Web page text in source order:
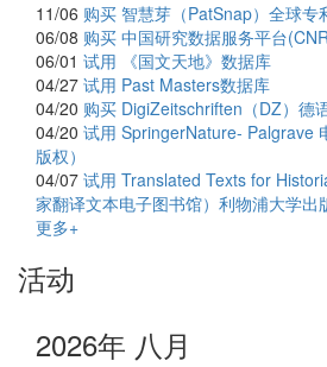
11/06 购买 智慧芽（PatSnap）全球专
06/08 购买 中国研究数据服务平台
06/01 试用
《国文天地》数据库
04/27 试用 Past Masters数据库
04/20 购买 DigiZeitschriften（DZ）德
04/20 试用 SpringerNature- Palgrave
版权）
04/07 试用 Translated Texts for
家翻译文本电子图书馆）利物浦大学出
更多+
活动
2026年 八月